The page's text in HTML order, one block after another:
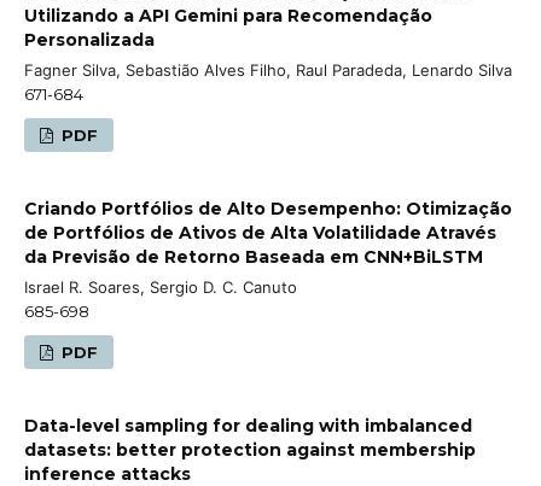
Utilizando a API Gemini para Recomendação
Personalizada
Fagner Silva, Sebastião Alves Filho, Raul Paradeda, Lenardo Silva
671-684
PDF
Criando Portfólios de Alto Desempenho: Otimização
de Portfólios de Ativos de Alta Volatilidade Através
da Previsão de Retorno Baseada em CNN+BiLSTM
Israel R. Soares, Sergio D. C. Canuto
685-698
PDF
Data-level sampling for dealing with imbalanced
datasets: better protection against membership
inference attacks